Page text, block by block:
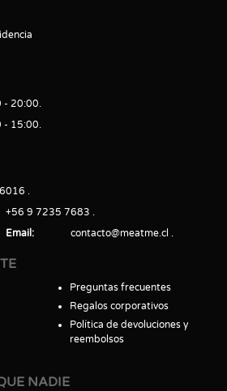
- 20:00
- 15:00
+56 9 7235 7683
Email
contacto@meatme.cl
Preguntas frecuentes
Regalos corporativos
Política de devoluciones y
reembolsos
NADIE